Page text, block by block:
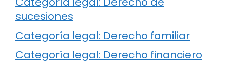
sucesiones
Categoría legal: Derecho familiar
Categoría legal: Derecho financiero